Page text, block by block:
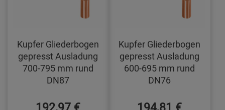
Kupfer Gliederbogen
gepresst Ausladung
700-795 mm rund
DN87
Kupfer Gliederbogen
gepresst Ausladung
600-695 mm rund
DN76